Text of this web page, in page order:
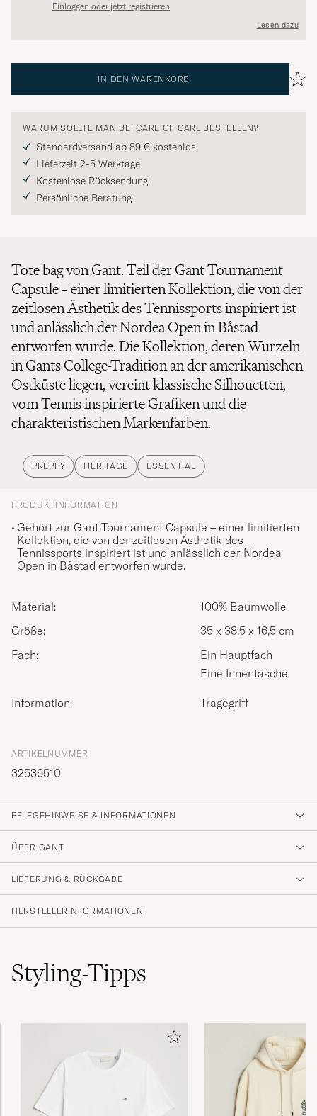
Einloggen oder jetzt registrieren
Lesen dazu
IN DEN WARENKORB
WARUM SOLLTE MAN BEI CARE OF CARL BESTELLEN?
Standardversand ab 89 € kostenlos
Lieferzeit 2-5 Werktage
Kostenlose Rücksendung
Persönliche Beratung
Tote bag von Gant. Teil der Gant Tournament
Capsule – einer limitierten Kollektion, die von der
zeitlosen Ästhetik des Tennissports inspiriert ist
und anlässlich der Nordea Open in Båstad
entworfen wurde. Die Kollektion, deren Wurzeln
in Gants College-Tradition an der amerikanischen
Ostküste liegen, vereint klassische Silhouetten,
vom Tennis inspirierte Grafiken und die
charakteristischen Markenfarben.
PREPPY HERITAGE ESSENTIAL
PRODUKTINFORMATION
Gehört zur Gant Tournament Capsule – einer limitierten
Kollektion, die von der zeitlosen Ästhetik des
Tennissports inspiriert ist und anlässlich der Nordea
Open in Båstad entworfen wurde.
Material:
100% Baumwolle
Größe:
35 x 38,5 x 16,5 cm
Fach:
Ein Hauptfach
Eine Innentasche
Information: Tragegriff
ARTIKELNUMMER
32536510
PFLEGEHINWEISE & INFORMATIONEN
ÜBER GANT
LIEFERUNG & RÜCKGABE
HERSTELLERINFORMATIONEN
Styling-Tipps